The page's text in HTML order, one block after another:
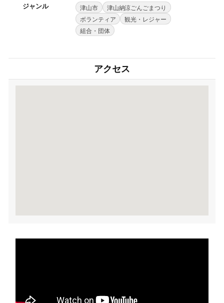
ジャンル 津山市
津山納涼ごんごまつり
ボランティア
観光・レジャー
組合・団体
アクセス